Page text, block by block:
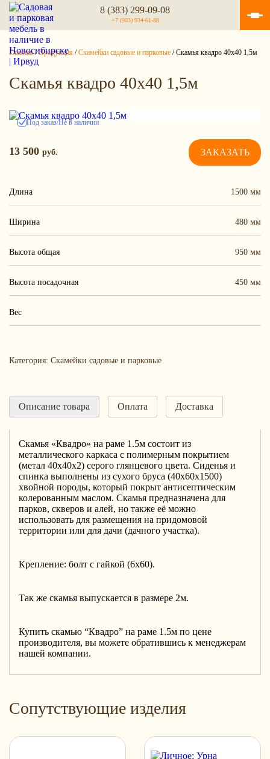
8 (383) 299-09-08
+7 (903) 934-61-88
Главная/Продукция /Скамейки садовые и парковые /Скамья квадро 40х40 1,5м
Скамья квадро 40х40 1,5м
Под заказ/Не в наличии
13 500 руб. ЗАКАЗАТЬ
Длина 1500 мм
Ширина 480 мм
Высота общая 950 мм
Высота посадочная 450 мм
Вес
Категория: Скамейки садовые и парковые
Описание товара Оплата Доставка
Скамья «Квадро» на раме 1.5м состоит из
металлического каркаса с полимерным покрытием
(метал 40х40х2) серого глянцевого цвета. Сиденья и
спинка выполнены из сухого бруса (40х60х1500)
хвойной породы, который покрыт антисептическим
колерованным маслом. Скамья предназначена для
парков, скверов и алей, но также её можно
использовать для размещения на придомовой
территории или для дачи (дачного участка).
Крепление: болт с гайкой (6х60).
Так же скамья выпускается в размере 2м.
Купить скамью “Квадро” на раме 1.5м по цене
производителя, вы можете обратившись к менеджерам
нашей компании.
Сопутствующие изделия